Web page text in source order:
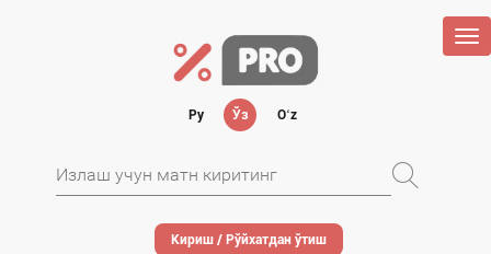
Ру Ўз Oʻz
Кириш / Рўйхатдан ўтиш